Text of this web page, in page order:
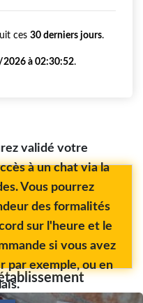
ces 30 derniers jours.
à 02:30:52.
validé votre
à un chat via la
Vous pourrez
des formalités
sur l'heure et le
si vous avez
par exemple, ou en